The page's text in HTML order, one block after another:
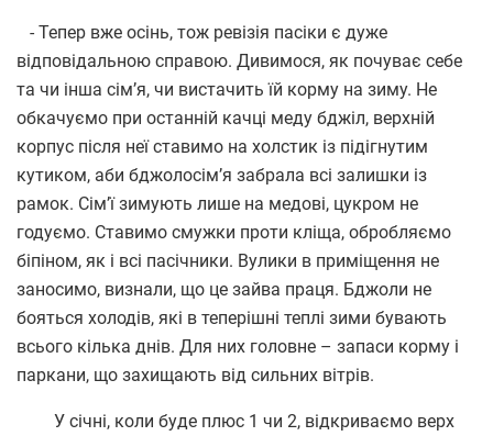
- Тепер вже осінь, тож ревізія пасіки є дуже
відповідальною справою. Дивимося, як почуває себе
та чи інша сім’я, чи вистачить їй корму на зиму. Не
обкачуємо при останній качці меду бджіл, верхній
корпус після неї ставимо на холстик із підігнутим
кутиком, аби бджолосім’я забрала всі залишки із
рамок. Сім’ї зимують лише на медові, цукром не
годуємо. Ставимо смужки проти кліща, обробляємо
біпіном, як і всі пасічники. Вулики в приміщення не
заносимо, визнали, що це зайва праця. Бджоли не
бояться холодів, які в теперішні теплі зими бувають
всього кілька днів. Для них головне – запаси корму і
паркани, що захищають від сильних вітрів.
У січні, коли буде плюс 1 чи 2, відкриваємо верх